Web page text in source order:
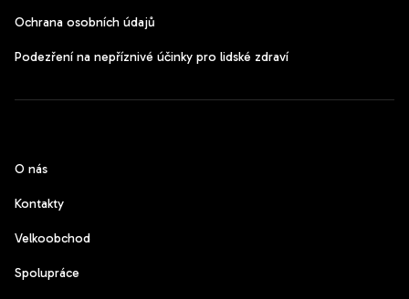
Ochrana osobních údajů
Podezření na nepříznivé účinky pro lidské zdraví
O nás
Kontakty
Velkoobchod
Spolupráce